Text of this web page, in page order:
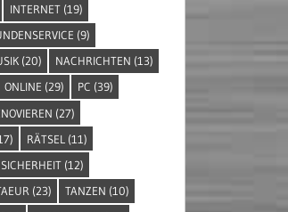
INTERNET(19)
(9)
(20) NACHRICHTEN (13)
ONLINE (29) PC (39)
(27)
RÄTSEL (11)
SICHERHEIT(12)
(23) TANZEN (10)